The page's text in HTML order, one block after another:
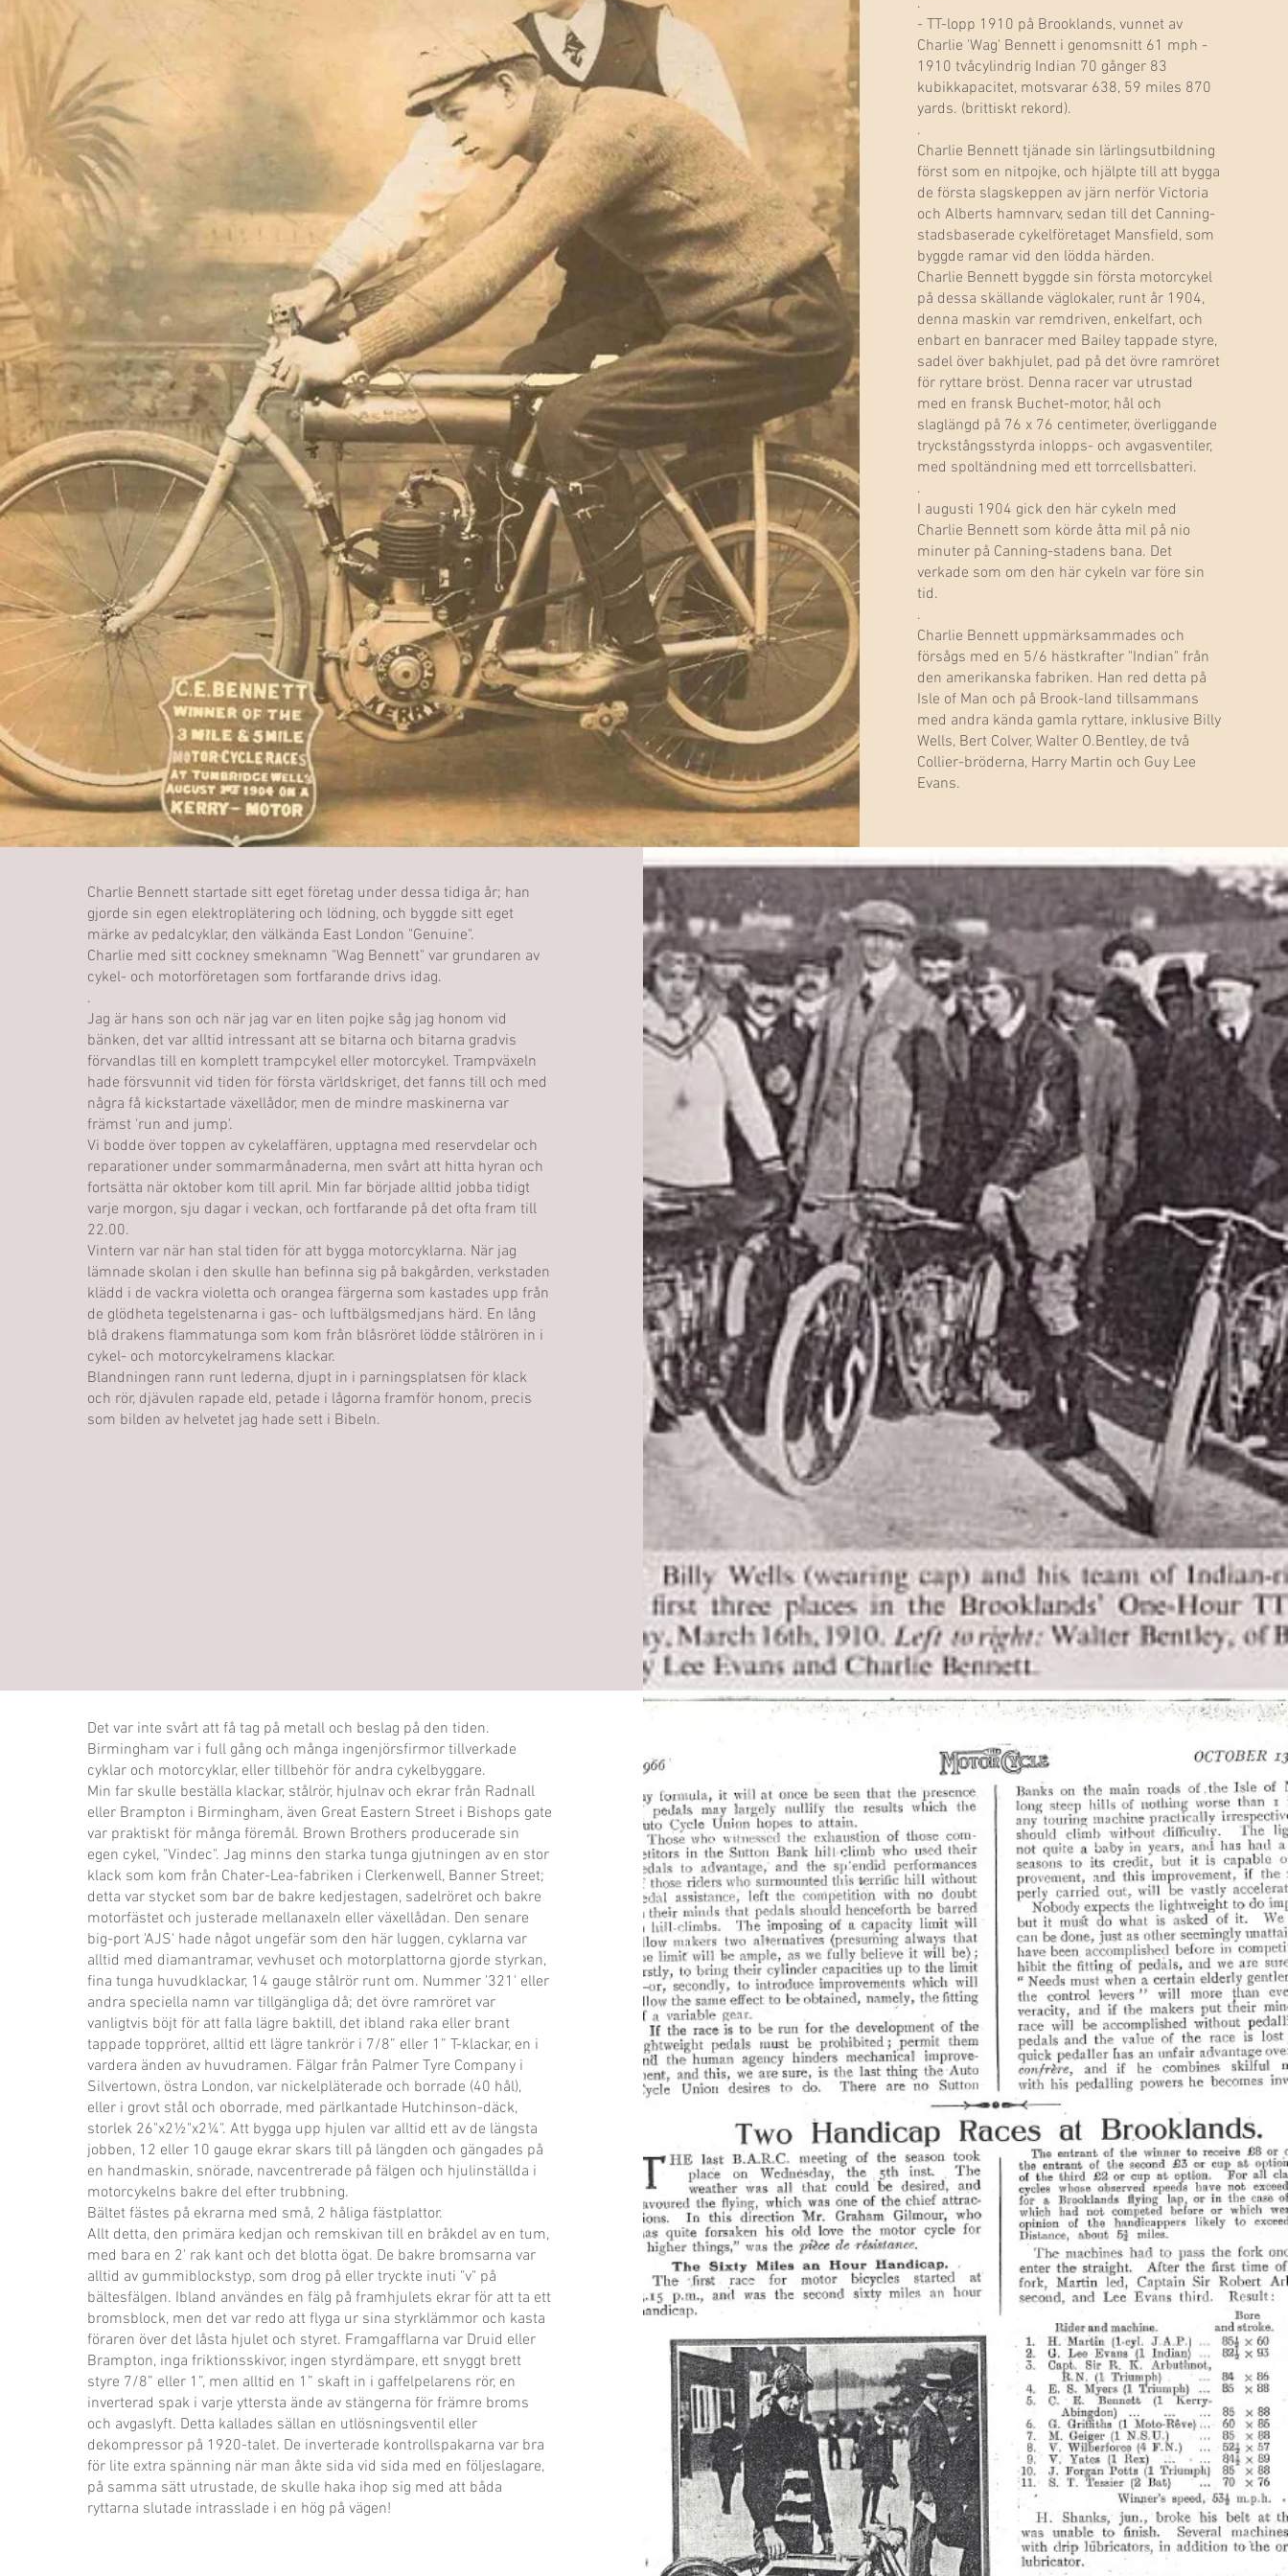
.
- TT-lopp 1910 på Brooklands, vunnet av
Charlie 'Wag' Bennett i genomsnitt 61 mph -
1910 tvåcylindrig Indian 70 gånger 83
kubikkapacitet, motsvarar 638, 59 miles 870
yards. (brittiskt rekord).
.
Charlie Bennett tjänade sin lärlingsutbildning
först som en nitpojke, och hjälpte till att bygga
de första slagskeppen av järn nerför Victoria
och Alberts hamnvarv, sedan till det Canning-
stadsbaserade cykelföretaget Mansfield, som
byggde ramar vid den lödda härden.
Charlie Bennett byggde sin första motorcykel
på dessa skällande väglokaler, runt år 1904,
denna maskin var remdriven, enkelfart, och
enbart en banracer med Bailey tappade styre,
sadel över bakhjulet, pad på det övre ramröret
för ryttare bröst. Denna racer var utrustad
med en fransk Buchet-motor, hål och
slaglängd på 76 x 76 centimeter, överliggande
tryckstångsstyrda inlopps- och avgasventiler,
med spoltändning med ett torrcellsbatteri.
.
I augusti 1904 gick den här cykeln med
Charlie Bennett som körde åtta mil på nio
minuter på Canning-stadens bana. Det
verkade som om den här cykeln var före sin
tid.
.
Charlie Bennett uppmärksammades och
försågs med en 5/6 hästkrafter "Indian" från
den amerikanska fabriken. Han red detta på
Isle of Man och på Brook-land tillsammans
med andra kända gamla ryttare, inklusive Billy
Wells, Bert Colver, Walter O.Bentley, de två
Collier-bröderna, Harry Martin och Guy Lee
Evans.
Charlie Bennett startade sitt eget företag under dessa tidiga år; han
gjorde sin egen elektroplätering och lödning, och byggde sitt eget
märke av pedalcyklar, den välkända East London "Genuine".
Charlie med sitt cockney smeknamn "Wag Bennett" var grundaren av
cykel- och motorföretagen som fortfarande drivs idag.
.
Jag är hans son och när jag var en liten pojke såg jag honom vid
bänken, det var alltid intressant att se bitarna och bitarna gradvis
förvandlas till en komplett trampcykel eller motorcykel. Trampväxeln
hade försvunnit vid tiden för första världskriget, det fanns till och med
några få kickstartade växellådor, men de mindre maskinerna var
främst 'run and jump'.
Vi bodde över toppen av cykelaffären, upptagna med reservdelar och
reparationer under sommarmånaderna, men svårt att hitta hyran och
fortsätta när oktober kom till april. Min far började alltid jobba tidigt
varje morgon, sju dagar i veckan, och fortfarande på det ofta fram till
22.00.
Vintern var när han stal tiden för att bygga motorcyklarna. När jag
lämnade skolan i den skulle han befinna sig på bakgården, verkstaden
klädd i de vackra violetta och orangea färgerna som kastades upp från
de glödheta tegelstenarna i gas- och luftbälgsmedjans härd. En lång
blå drakens flammatunga som kom från blåsröret lödde stålrören in i
cykel- och motorcykelramens klackar.
Blandningen rann runt lederna, djupt in i parningsplatsen för klack
och rör, djävulen rapade eld, petade i lågorna framför honom, precis
som bilden av helvetet jag hade sett i Bibeln.
Det var inte svårt att få tag på metall och beslag på den tiden.
Birmingham var i full gång och många ingenjörsfirmor tillverkade
cyklar och motorcyklar, eller tillbehör för andra cykelbyggare.
Min far skulle beställa klackar, stålrör, hjulnav och ekrar från Radnall
eller Brampton i Birmingham, även Great Eastern Street i Bishops gate
var praktiskt för många föremål. Brown Brothers producerade sin
egen cykel, "Vindec". Jag minns den starka tunga gjutningen av en stor
klack som kom från Chater-Lea-fabriken i Clerkenwell, Banner Street;
detta var stycket som bar de bakre kedjestagen, sadelröret och bakre
motorfästet och justerade mellanaxeln eller växellådan. Den senare
big-port 'AJS' hade något ungefär som den här luggen, cyklarna var
alltid med diamantramar, vevhuset och motorplattorna gjorde styrkan,
fina tunga huvudklackar, 14 gauge stålrör runt om. Nummer '321' eller
andra speciella namn var tillgängliga då; det övre ramröret var
vanligtvis böjt för att falla lägre baktill, det ibland raka eller brant
tappade toppröret, alltid ett lägre tankrör i 7/8” eller 1” T-klackar, en i
vardera änden av huvudramen. Fälgar från Palmer Tyre Company i
Silvertown, östra London, var nickelpläterade och borrade (40 hål),
eller i grovt stål och oborrade, med pärlkantade Hutchinson-däck,
storlek 26"x2½"x2¼". Att bygga upp hjulen var alltid ett av de längsta
jobben, 12 eller 10 gauge ekrar skars till på längden och gängades på
en handmaskin, snörade, navcentrerade på fälgen och hjulinställda i
motorcykelns bakre del efter trubbning.
Bältet fästes på ekrarna med små, 2 håliga fästplattor.
Allt detta, den primära kedjan och remskivan till en bråkdel av en tum,
med bara en 2' rak kant och det blotta ögat. De bakre bromsarna var
alltid av gummiblockstyp, som drog på eller tryckte inuti "v" på
bältesfälgen. Ibland användes en fälg på framhjulets ekrar för att ta ett
bromsblock, men det var redo att flyga ur sina styrklämmor och kasta
föraren över det låsta hjulet och styret. Framgafflarna var Druid eller
Brampton, inga friktionsskivor, ingen styrdämpare, ett snyggt brett
styre 7/8” eller 1”, men alltid en 1” skaft in i gaffelpelarens rör, en
inverterad spak i varje yttersta ände av stängerna för främre broms
och avgaslyft. Detta kallades sällan en utlösningsventil eller
dekompressor på 1920-talet. De inverterade kontrollspakarna var bra
för lite extra spänning när man åkte sida vid sida med en följeslagare,
på samma sätt utrustade, de skulle haka ihop sig med att båda
ryttarna slutade intrasslade i en hög på vägen!